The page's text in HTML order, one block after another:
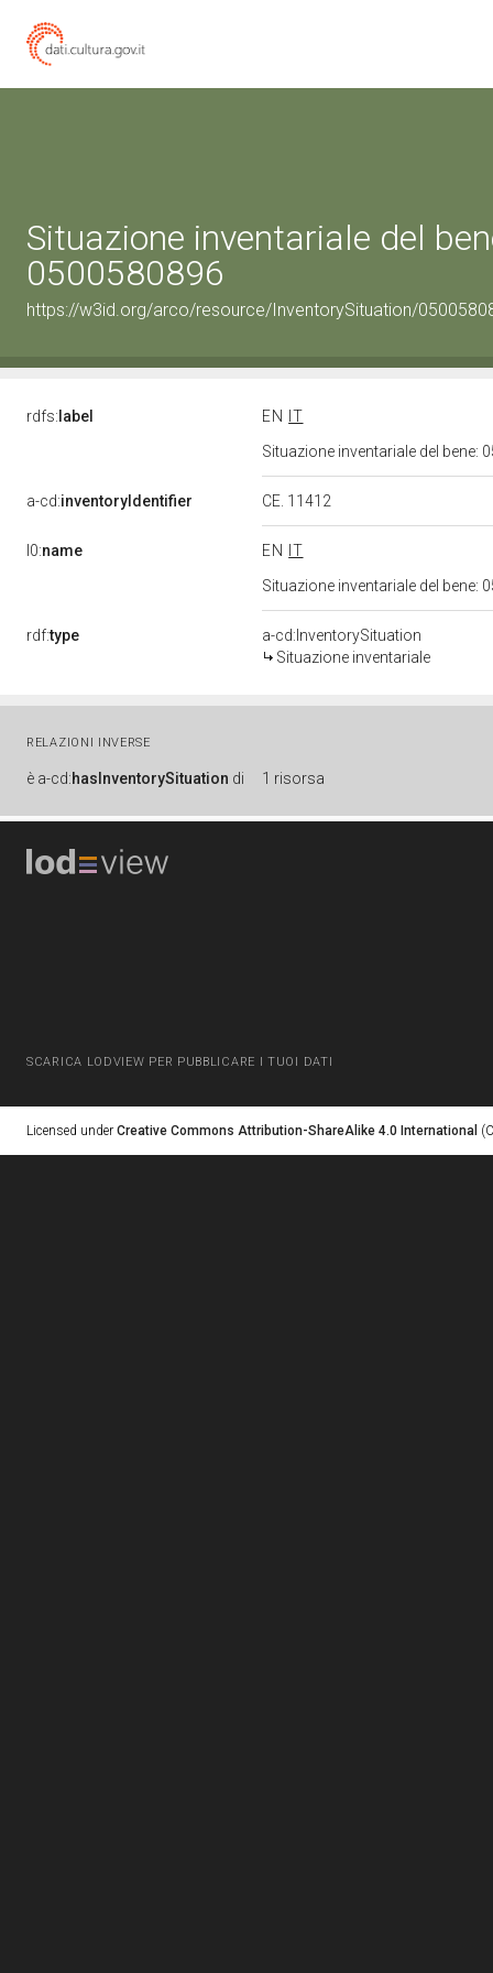
Situazione inventariale del
0500580896
https://w3id.org/arco/resource/InventorySituation/
rdfs: label EN
IT
Situazione inventariale del bene:
a-cd:inventoryIdentifier CE. 11412
l0:name EN
IT
Situazione inventariale del bene:
rdf:type
a-cd:InventorySituation
Situazione inventariale
RELAZIONI INVERSE
è a-cd:hasInventorySituation di 1 risorsa
SCARICA LODVIEW PER PUBBLICARE I TUOI DATI
Licensed under Creative Commons Attribution-ShareAlike 4.0 International